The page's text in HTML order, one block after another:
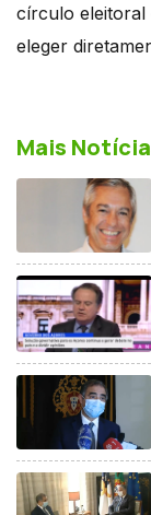
círculo eleitoral
eleger
Mais